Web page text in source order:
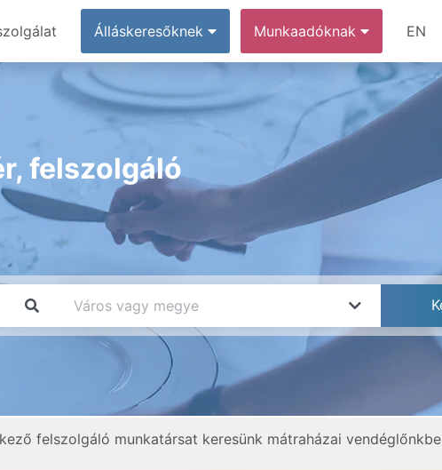
Álláskeresőknek Munkaadóknak EN
felszolgáló
felszolgáló munkatársat keresünk mátraházai vendéglőnkbe